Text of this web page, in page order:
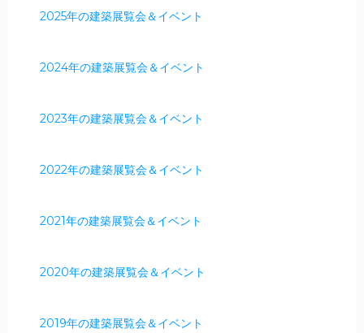
2025年の建築展覧会＆イベント
2024年の建築展覧会＆イベント
2023年の建築展覧会＆イベント
2022年の建築展覧会＆イベント
2021年の建築展覧会＆イベント
2020年の建築展覧会＆イベント
2019年の建築展覧会＆イベント